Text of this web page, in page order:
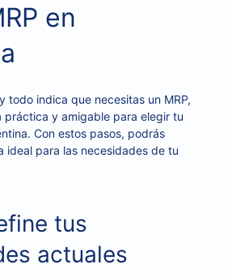
en
todo indica que necesitas un MRP,
práctica y amigable para elegir tu
Con estos pasos, podrás
ideal para las necesidades de tu
tus
actuales